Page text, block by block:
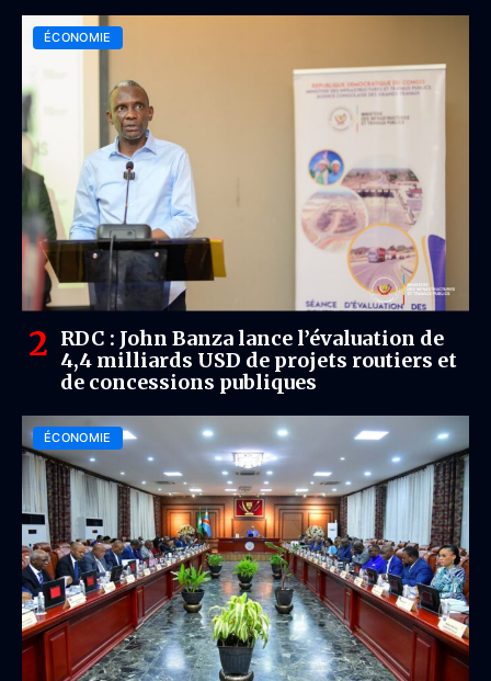
ÉCONOMIE
RDC : John Banza lance l’évaluation de
4,4 milliards USD de projets routiers et
de concessions publiques
ÉCONOMIE